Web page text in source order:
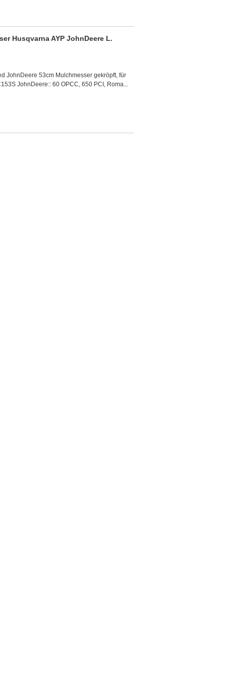
Husqvarna AYP JohnDeere L.
JohnDeere 53cm Mulchmesser gekröpft, für
JohnDeere:: 60 OPCC, 650 PCI, Roma...